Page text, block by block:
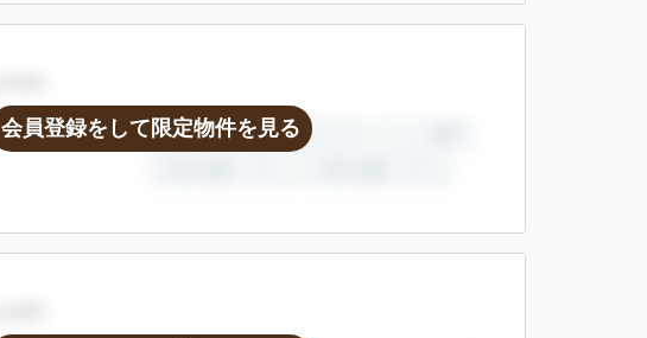
会員登録をして限定物件を見る